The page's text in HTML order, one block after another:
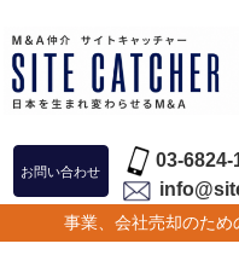
お問い合わせ
03-6824-
事業、会社売却のた